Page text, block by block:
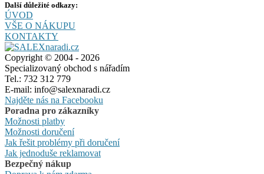
Další důležité odkazy:
ÚVOD
VŠE O NÁKUPU
KONTAKTY
Copyright © 2004 - 2026
Specializovaný obchod s nářadím
Tel.: 732 312 779
E-mail: info@salexnaradi.cz
Najděte nás na Facebooku
Poradna pro zákazníky
Možnosti platby
Možnosti doručení
Jak řešit problémy při doručení
Jak jednoduše reklamovat
Bezpečný nákup